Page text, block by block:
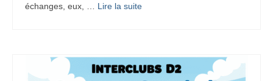
échanges, eux, … Lire la suite­­